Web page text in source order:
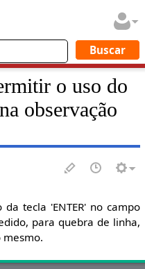
o uso do
observação
tecla 'ENTER' no campo
para quebra de linha,